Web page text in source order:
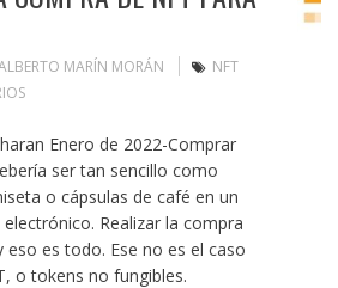
MARÍN MORÁN
NFT
Enero de 2022-Comprar
ser tan sencillo como
o cápsulas de café en un
Realizar la compra
eso es todo. Ese no es el caso
o tokens no fungibles.